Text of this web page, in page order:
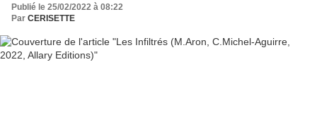
Publié le 25/02/2022 à 08:22
Par CERISETTE